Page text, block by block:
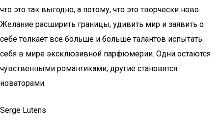
что это так выгодно, а потому, что это творчески ново.
Желание расширить границы, удивить мир и заявить о
себе толкает все больше и больше талантов испытать
себя в мире эксклюзивной парфюмерии. Одни остаются
чувственными романтиками, другие становятся
новаторами.
Serge Lutens